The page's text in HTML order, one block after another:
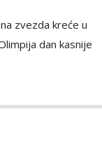
zvezda kreće u
dan kasnije